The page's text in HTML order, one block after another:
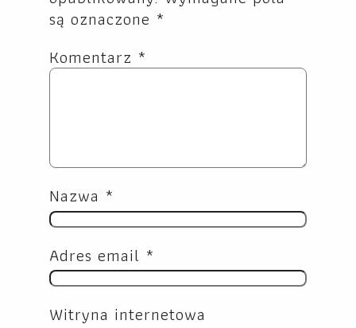
są oznaczone *
Komentarz *
Nazwa *
Adres email *
Witryna internetowa